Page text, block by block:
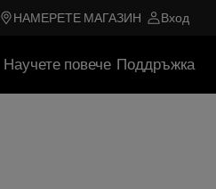
НАМЕРЕТЕ МАГАЗИН Вход
Научете повече Поддръжка